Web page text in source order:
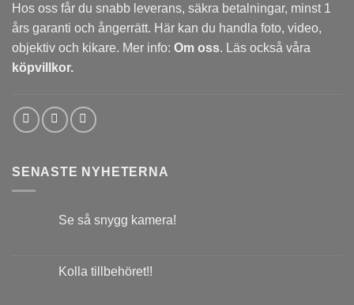
Hos oss får du snabb leverans, säkra betalningar, minst 1
års garanti och ångerrätt. Här kan du handla foto, video,
objektiv och kikare. Mer info: Om oss. Läs också våra
köpvillkor.
SENASTE NYHETERNA
Se så snygg kamera!
Kolla tillbehöret!!